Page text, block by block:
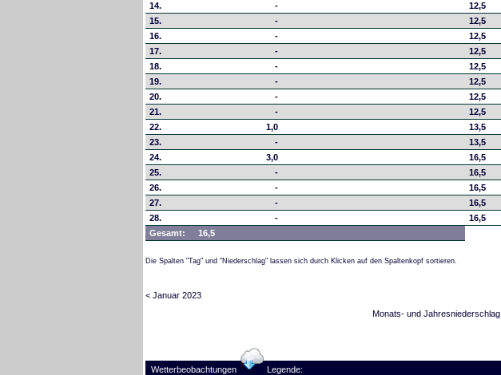
14.
-
12,5
15.
-
12,5
16.
-
12,5
17.
-
12,5
18.
-
12,5
19.
-
12,5
20.
-
12,5
21.
-
12,5
22.
1,0
13,5
23.
-
13,5
24.
3,0
16,5
25.
-
16,5
26.
-
16,5
27.
-
16,5
28.
-
16,5
Gesamt:
16,5
Die Spalten "Tag" und "Niederschlag" lassen sich durch Klicken auf den Spaltenkopf sortieren.
< Januar 2023
Monats- und Jahresniederschlag
Wetterbeobachtungen Legende: